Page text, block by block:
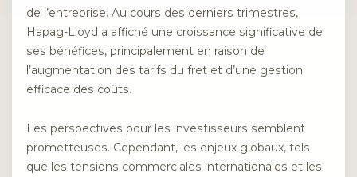
de l’entreprise. Au cours des derniers trimestres,
Hapag-Lloyd a affiché une croissance significative de
ses bénéfices, principalement en raison de
l’augmentation des tarifs du fret et d’une gestion
efficace des coûts.
Les perspectives pour les investisseurs semblent
prometteuses. Cependant, les enjeux globaux, tels
que les tensions commerciales internationales et les